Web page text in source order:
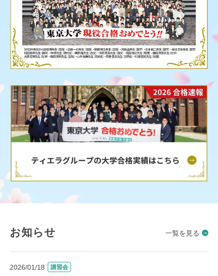
お知らせ 一覧を見る
2026/01/18 講習会